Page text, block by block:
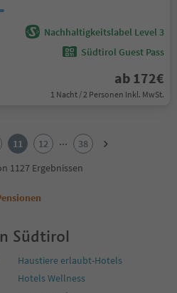
Nachhaltigkeitslabel Level 3
Südtirol Guest Pass
ab 172€
1 Nacht / 2 Personen Inkl. MwSt.
11 12 ...
38
1127 Ergebnissen
Südtirol
Haustiere erlaubt-Hotels
Hotels Wellness